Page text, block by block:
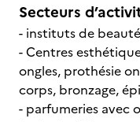
Secteurs
- instituts de beauté
- Centres
ongles, prothésie
corps, bronzage,
- parfumeries avec